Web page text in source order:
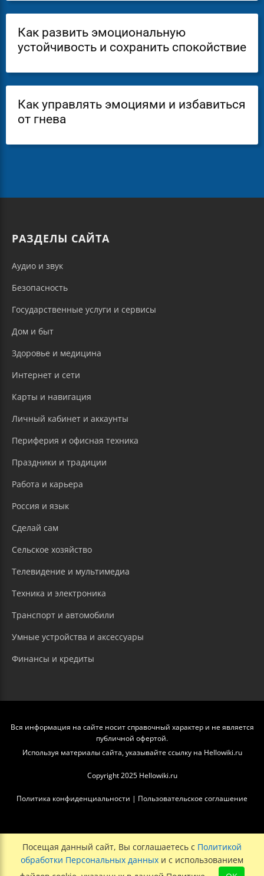
Как развить эмоциональную
устойчивость и сохранить спокойствие
Как управлять эмоциями и избавиться
от гнева
РАЗДЕЛЫ САЙТА
Аудио и звук
Безопасность
Государственные услуги и сервисы
Дом и быт
Здоровье и медицина
Интернет и сети
Карты и навигация
Личный кабинет и аккаунты
Периферия и офисная техника
Праздники и традиции
Работа и карьера
Россия и язык
Сделай сам
Сельское хозяйство
Телевидение и мультимедиа
Техника и электроника
Транспорт и автомобили
Умные устройства и аксессуары
Финансы и кредиты
Вся информация на сайте носит справочный характер и не является
публичной офертой.
Используя материалы сайта, указывайте ссылку на Hellowiki.ru
Copyright 2025 Hellowiki.ru
Политика конфиденциальности | Пользовательское соглашение
Посещая данный сайт, Вы соглашаетесь с Политикой
обработки Персональных данных и с использованием